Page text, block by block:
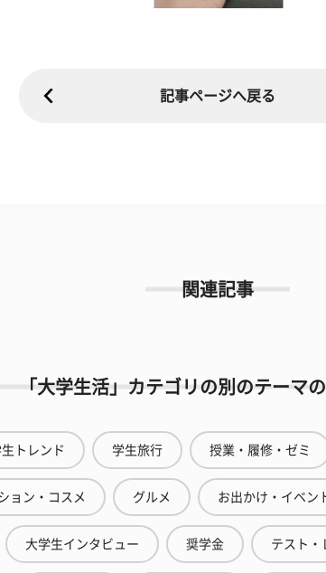
記事ページへ戻る
関連記事
「大学生活」カテゴリの別のテーマ
生トレンド 学生旅行 授業・履修・ゼミ
ョン・コスメ グルメ お出かけ・イベン
大学生インタビュー 奨学金 テスト・